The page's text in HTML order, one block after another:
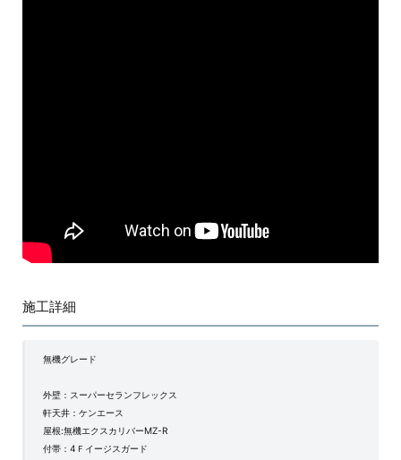
施工詳細
無機グレード
外壁：スーパーセランフレックス
軒天井：ケンエース
屋根:無機エクスカリバーMZ-R
付帯：4Ｆイージスガード